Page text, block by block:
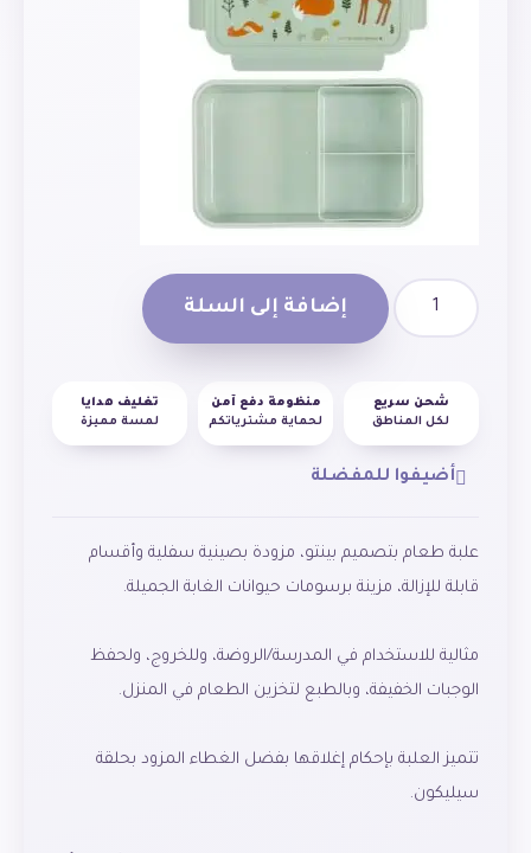
إضافة إلى السلة
شحن سريع
لكل المناطق
منظومة دفع آمن
لحماية مشترياتكم
تغليف هدايا
لمسة مميزة
أضيفوا للمفضلة
علبة طعام بتصميم بينتو، مزودة بصينية سفلية وأقسام
مثالية للاستخدام في المدرسة/الروضة، وللخروج، ولحفظ
تتميز العلبة بإحكام إغلاقها بفضل الغطاء المزود بحلقة